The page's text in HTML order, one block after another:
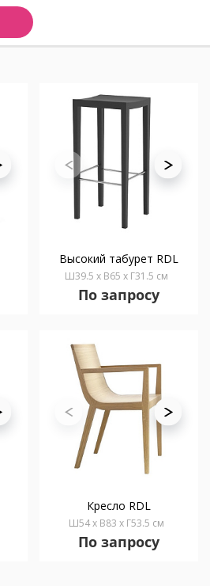
Высокий табурет RDL
Ш39.5 x В65 x Г31.5 см
По запросу
Кресло RDL
Ш54 x В83 x Г53.5 см
По запросу